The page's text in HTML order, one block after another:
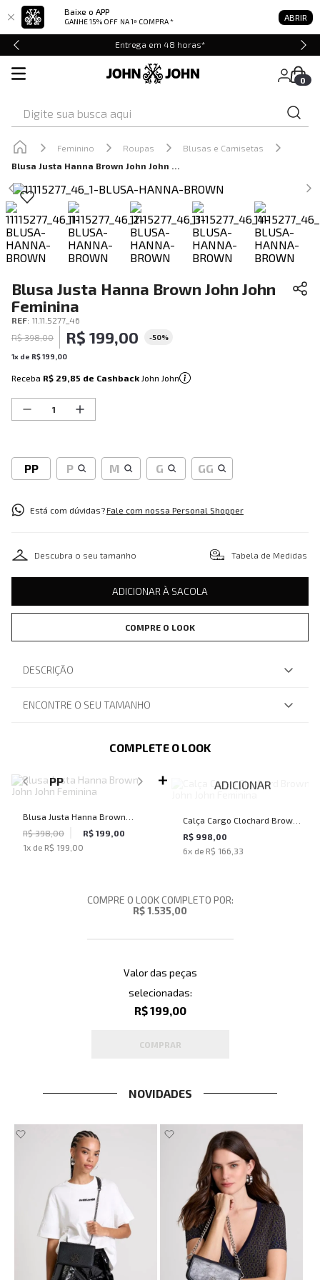
Baixe o APP
GANHE 15% OFF NA 1ª COMPRA * ABRIR
Entrega em 48 horas*
0
Feminino Roupas
Blusas e Camisetas
Blusa Justa Hanna Brown John John Feminina
Blusa Justa Hanna Brown John John
Feminina
REF: 11.11.5277_46
R$ 398,00 R$ 199,00 -50%
1x de R$199 00
Receba R$ 29,85 de Cashback John John
PP P M G GG
Está com dúvidas?Fale com nossa Personal Shopper
Descubra o seu tamanho Tabela de Medidas
ADICIONAR À SACOLA
COMPRE O LOOK
DESCRIÇÃO
ENCONTRE O SEU TAMANHO
COMPLETE O LOOK
PP
Blusa Justa Hanna Brown
John John Feminina
R$ 398,00
R$ 199,00
1x de R$ 199,00
ADICIONAR
Calça Cargo Clochard Brown
John John Feminina
R$ 998,00
6x de R$ 166,33
COMPRE O LOOK COMPLETO POR:
R$ 1.535,00
Valor das peças
selecionadas:
R$ 199,00
COMPRAR
NOVIDADES